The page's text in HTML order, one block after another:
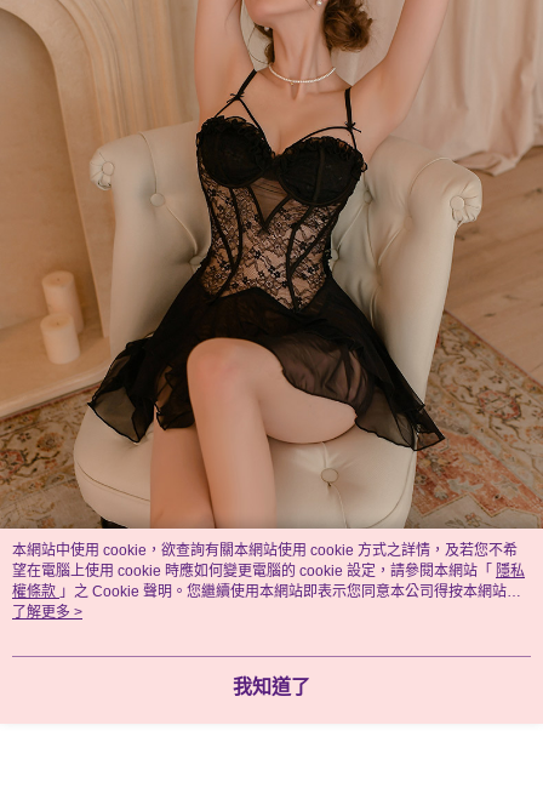
本網站中使用 cookie，欲查詢有關本網站使用 cookie 方式之詳情，及若您不希
望在電腦上使用 cookie 時應如何變更電腦的 cookie 設定，請參閱本網站「 隱私
權條款 」之 Cookie 聲明。您繼續使用本網站即表示您同意本公司得按本網站使
用條款之 Cookie 聲明使用 cookie。
了解更多 >
我知道了